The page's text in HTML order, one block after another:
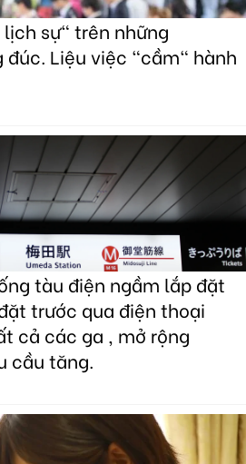
sự" trên những
đúc. Liệu việc "cầm" hành
tàu điện ngầm lắp đặt
trước qua điện thoại
cả các ga , mở rộng
cầu tăng.